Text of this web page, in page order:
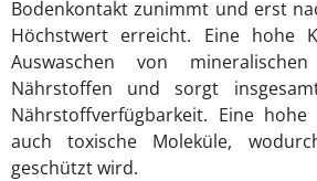
Bodenkontakt zunimmt und erst
Höchstwert erreicht. Eine hohe
Auswaschen von
Nährstoffen und sorgt
Nährstoffverfügbarkeit. Eine
auch toxische Moleküle,
geschützt wird.